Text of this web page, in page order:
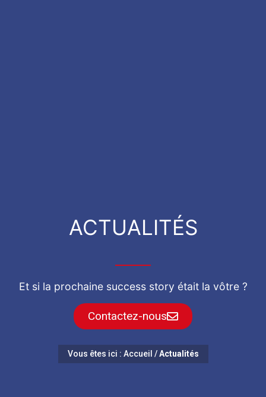
ACTUALITÉS
Et si la prochaine success story était la vôtre ?
Contactez-nous
Vous êtes ici : Accueil /Actualités